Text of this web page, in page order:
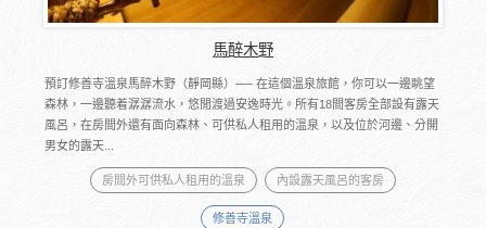
馬醉木野
預訂修善寺溫泉馬醉木野（靜岡縣）── 在這個溫泉旅館，你可以一邊眺望
森林，一邊聽着潺潺流水，悠閒渡過安逸時光。所有18間客房全部設有露天
風呂，在房間外還有面向森林、可供私人租用的溫泉，以及位於河邊、分開
男女的露天...
房間外可供私人租用的溫泉 內設露天風呂的客房
修善寺溫泉